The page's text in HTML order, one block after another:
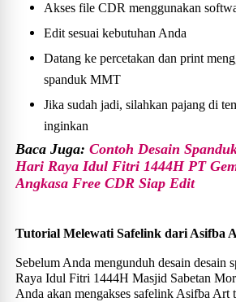
Akses file CDR menggunakan
Edit sesuai kebutuhan Anda
Datang ke percetakan dan print
spanduk MMT
Jika sudah jadi, silahkan pajang di
inginkan
Baca Juga:Contoh Desain
Hari Raya Idul Fitri 1444H PT
Angkasa Free CDR Siap Edit
Tutorial Melewati Safelink dari Asifba
Sebelum Anda mengunduh desain desain
Raya Idul Fitri 1444H Masjid Sabetan
Anda akan mengakses safelink Asifba Art